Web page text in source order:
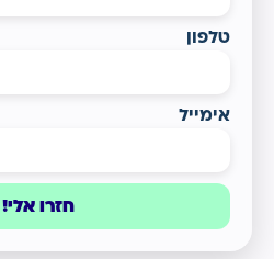
טלפון
אימייל
חזרו אלי!